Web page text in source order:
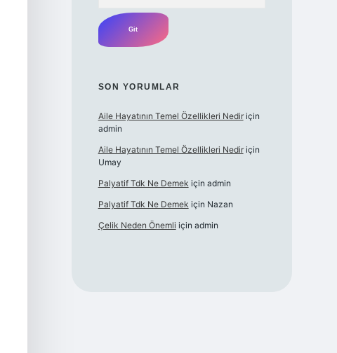
SON YORUMLAR
Aile Hayatının Temel Özellikleri Nediriçin
admin
Aile Hayatının Temel Özellikleri Nediriçin
Umay
Palyatif Tdk Ne Demek için admin
Palyatif Tdk Ne Demek için Nazan
Çelik Neden Önemli için admin